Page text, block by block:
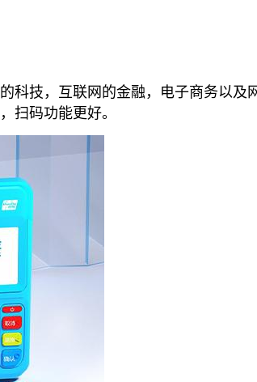
技，互联网的金融，电子商务以及
扫码功能更好。